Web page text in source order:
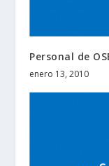
Personal de
enero 13, 2010